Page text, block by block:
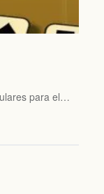
para el…